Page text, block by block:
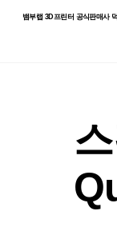
뱀부랩 3D프린터 공식판매사